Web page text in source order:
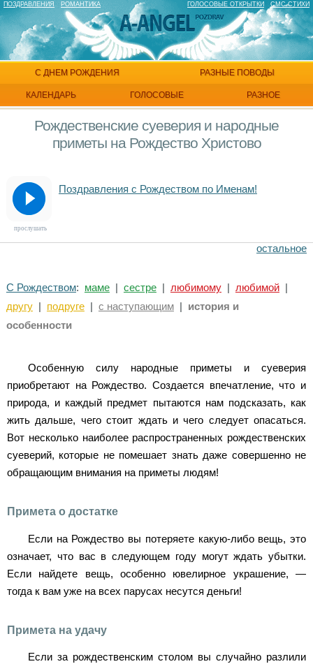
ПОЗДРАВЛЕНИЯ РОМАНТИКА ГОЛОСОВЫЕ ОТКРЫТКИ СМС СТИХИ
С ДНЕМ РОЖДЕНИЯ РАЗНЫЕ ПОВОДЫ
ГОЛОСОВЫЕ
КАЛЕНДАРЬ РАЗНОЕ
Рождественские суеверия и народные
приметы на Рождество Христово
Поздравления с Рождеством по Именам!
прослушать
остальное
С Рождеством: маме| сестре| любимому| любимой|
другу| подруге| с наступающим| история и
особенности
Особенную силу народные приметы и суеверия
приобретают на Рождество. Создается впечатление, что и
природа, и каждый предмет пытаются нам подсказать, как
жить дальше, чего стоит ждать и чего следует опасаться.
Вот несколько наиболее распространенных рождественских
суеверий, которые не помешает знать даже совершенно не
обращающим внимания на приметы людям!
Примета о достатке
Если на Рождество вы потеряете какую-либо вещь, это
означает, что вас в следующем году могут ждать убытки.
Если найдете вещь, особенно ювелирное украшение, —
тогда к вам уже на всех парусах несутся деньги!
Примета на удачу
Если за рождественским столом вы случайно разлили